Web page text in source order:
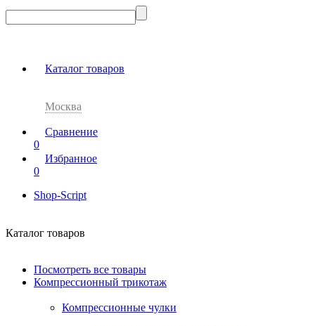
Каталог товаров
Москва
Сравнение
0
Избранное
0
Shop-Script
Каталог товаров
Посмотреть все товары
Компрессионный трикотаж
Компрессионные чулки